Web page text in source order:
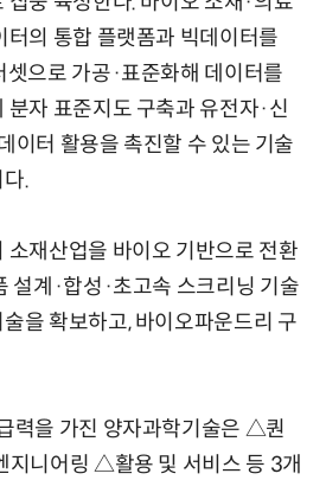
터의 통합 플랫폼과 빅데이터를
셋으로 가공·표준화해 데이터를
분자 표준지도 구축과 유전자·신
이터 활용을 촉진할 수 있는 기술
.
소재산업을 바이오 기반으로 전환
설계·합성·초고속 스크리닝 기술
을 확보하고, 바이오파운드리 구
력을 가진 양자과학기술은 △퀀
니어링 △활용 및 서비스 등 3개